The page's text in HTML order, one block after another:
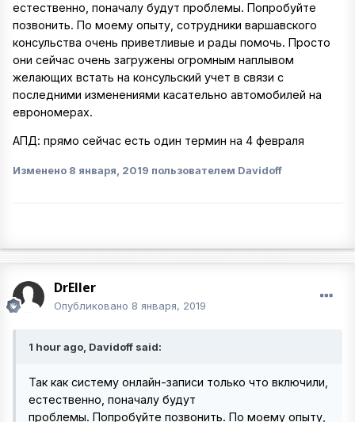
естественно, поначалу будут проблемы. Попробуйте
позвонить. По моему опыту, сотрудники варшавского
консульства очень приветливые и рады помочь. Просто
они сейчас очень загружены огромным наплывом
желающих встать на консульский учет в связи с
последними изменениями касательно автомобилей на
еврономерах.
АПД: прямо сейчас есть один термин на 4 февраля
Изменено 8 января, 2019 пользователем Davidoff
DrEller
Опубликовано 8 января, 2019
1 hour ago, Davidoff said:
Так как систему онлайн-записи только что включили,
естественно, поначалу будут
проблемы. Попробуйте позвонить. По моему опыту,